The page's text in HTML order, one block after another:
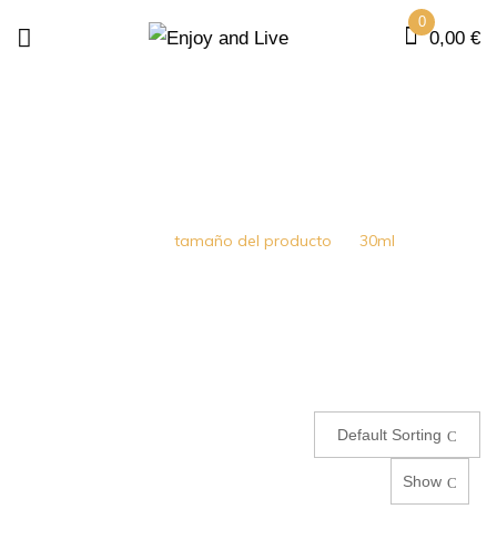
0
0,00 €
tamaño del producto 30ml
Default Sorting
Show